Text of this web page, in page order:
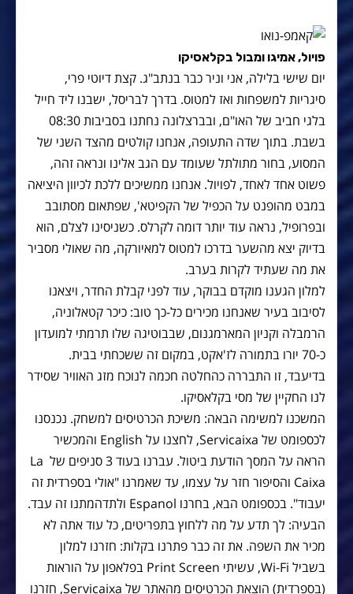
פויול, אמיגו ומבול בקלאסיקו
יום שישי בלילה, אני וניר כבר בנתב"ג. קצת דיוטי פרי,
סיגריות למשפחות ואז למטוס. בדרך לבריסל, ישבנו ליד חייל
בלגי חביב של האו"ם, ובברצלונה נחתנו בסביבות 08:30
בשבת. בתוך שדה התעופה, אנחנו קולטים מהצד השני של
המסוע, בחור מתולתל שעומד עם הגב אלינו ונראה זהה,
פשוט אחד לאחד, לפויול. אנחנו ממשיכים ללכת לכיוון היציאה
במבט מהופנט על הכפיל של הקפיטא', שפתאום מסתובב
ובפרופיל, נראה עוד יותר דומה לקרלס. כשניסינו לצלם, הוא
בדיוק יצא מהשער בדרכו למטוס למאיורקה, מה שאולי מסביר
את מה שעתיד לקרות בערב.
למלון הגענו מוקדם בבוקר, עוד לפני קבלת החדר, ויצאנו
לסיבוב בעיר שאנחנו מכירים כל-כך טוב: כיכר קטאלוניה,
הרמבלה וקניון המארמגנום, שבבוטיגה שלו תרמתי למועדון
כ-70 יורו בתמורה לז'אקט, במקום זה ששכחתי בבית.
בדיעבד, זו התבררה כהחלטה חכמה לנוכח מזג האוויר שסידר
לנו החקיין של מסי בקלאסיקו.
המשכנו למשימה הבאה: משיכת הכרטיסים למשחק. נכנסנו
לכספומט של Servicaixa, לחצנו על English והמכשיר
הראה על המסך הודעת ביטול. עברנו בעוד 3 סניפים של La
Caixa והסיפור חזר על עצמו, עד שאמרנו "אולי בספרדית זה
יעבוד". בכספומט הבא, בחרנו Espanol ולתדהמתנו זה עבד.
הבעיה: לך תדע על מה ללחוץ בתפריטים, כל עוד אתה לא
מכיר את השפה. את זה כבר פתרנו בקלות: חזרנו למלון
בשביל Wi-Fi, עשיתי Print Screen בפלאפון על הוראות
(בספרדית) הוצאת הכרטיסים מהאתר של Servicaixa, חזרנו